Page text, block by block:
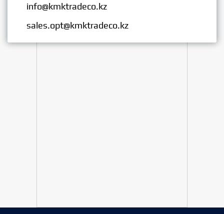
info@kmktradeco.kz
sales.opt@kmktradeco.kz